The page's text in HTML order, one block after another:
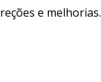
e melhorias.